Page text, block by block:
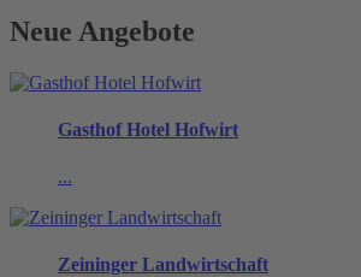
Neue Angebote
Gasthof Hotel Hofwirt
...
Zeininger Landwirtschaft